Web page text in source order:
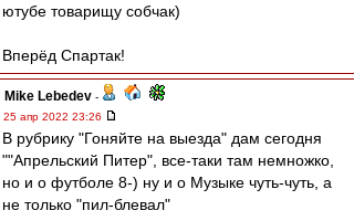
ютубе товарищу собчак)
Вперёд Спартак!
Mike Lebedev -
25 апр 2022 23:26
В рубрику "Гоняйте на выезда" дам сегодня
""Апрельский Питер", все-таки там немножко,
но и о футболе 8-) ну и о Музыке чуть-чуть, а
не только "пил-блевал"